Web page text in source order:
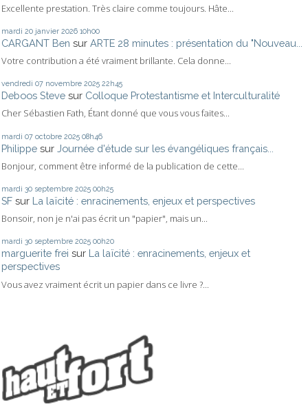
Excellente prestation. Très claire comme toujours. Hâte...
mardi 20 janvier 2026 10h00
CARGANT Ben sur ARTE 28 minutes : présentation du "Nouveau...
Votre contribution a été vraiment brillante. Cela donne...
vendredi 07 novembre 2025 22h45
Deboos Steve sur Colloque Protestantisme et Interculturalité
Cher Sébastien Fath, Étant donné que vous vous faites...
mardi 07 octobre 2025 08h46
Philippe sur Journée d'étude sur les évangéliques français...
Bonjour, comment être informé de la publication de cette...
mardi 30 septembre 2025 00h25
SF sur La laïcité : enracinements, enjeux et perspectives
Bonsoir, non je n'ai pas écrit un "papier", mais un...
mardi 30 septembre 2025 00h20
marguerite frei sur La laïcité : enracinements, enjeux et
perspectives
Vous avez vraiment écrit un papier dans ce livre ?...